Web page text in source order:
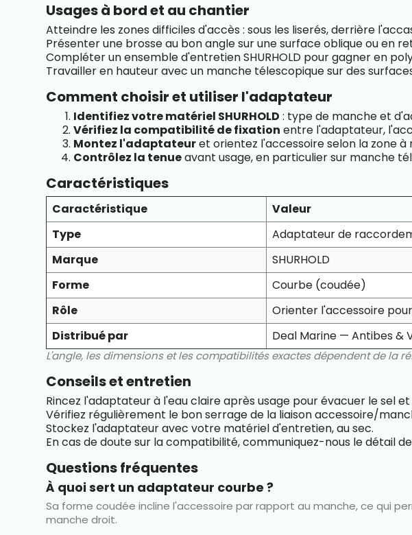
Usages à bord et au chantier
Atteindre les zones difficiles d'accès : sous les liserés, derrière
Présenter une brosse au bon angle sur une surface oblique ou en
Compléter un ensemble d'entretien SHURHOLD pour gagner en
Travailler en hauteur avec un manche télescopique sur des
Comment choisir et utiliser l'adaptateur
Identifiez votre matériel SHURHOLD : type de manche et
Vérifiez la compatibilité de fixation entre l'adaptateur,
Montez l'adaptateuret orientez l'accessoire selon la zone à
Contrôlez la tenueavant usage, en particulier sur manche
Caractéristiques
Caractéristique
Valeur
Type
Adaptateur de
Marque
SHURHOLD
Forme
Courbe (coudée)
Rôle
Orienter l'accessoire
Distribué par
Deal Marine — Antibes &
L'angle, les dimensions et les compatibilités exactes dépendent de
Conseils et entretien
Rincez l'adaptateur à l'eau claire après usage pour évacuer le sel
Vérifiez régulièrement le bon serrage de la liaison accessoire/
Stockez l'adaptateur avec votre matériel d'entretien, au sec.
En cas de doute sur la compatibilité, communiquez-nous le détail de
Questions fréquentes
À quoi sert un adaptateur courbe ?
Sa forme coudée incline l'accessoire par rapport au manche, ce qui
manche droit.